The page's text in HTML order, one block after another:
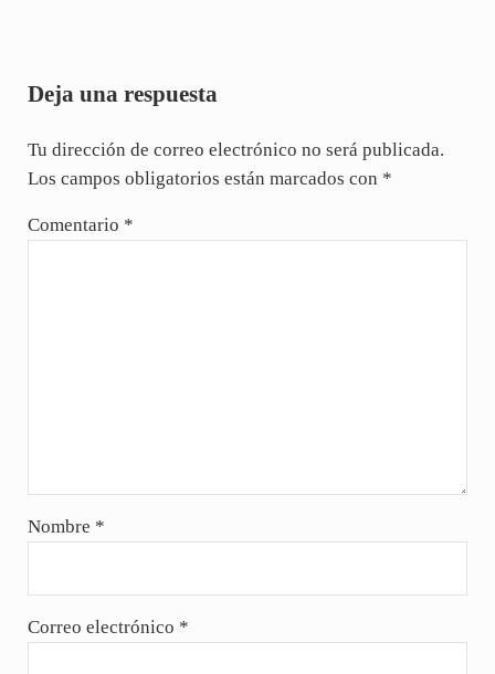
Deja una respuesta
Tu dirección de correo electrónico no será publicada.
Los campos obligatorios están marcados con *
Comentario *
Nombre *
Correo electrónico *